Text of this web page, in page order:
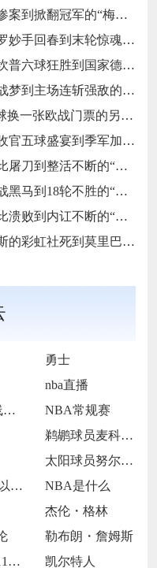
冠军的“梅斯塔利亚血性”
惊魂保级的“瓦伦西亚不死魂”
国家德比封王的“梦四序章”
连斩强敌的“绿色求生欲”
张欧战门票的另类奇迹
宴到季军加冕的“情歌风暴”
活不断的“床单段子手”
18轮不胜的“蓝白梦魇”
讧不断的“伯纳乌闹剧”
里巴一击制胜的“第六区奇迹”
勇士
nba直播
nba免费在线高清直播
NBA常规赛
鹈鹕球员麦科勒姆
太阳球员努尔基奇
雷霆在客场以126-101大胜尼克斯
NBA是什么
杰伦・格林
勒布朗・詹姆斯
独行侠101-112被掘金逆转 凯尔特人